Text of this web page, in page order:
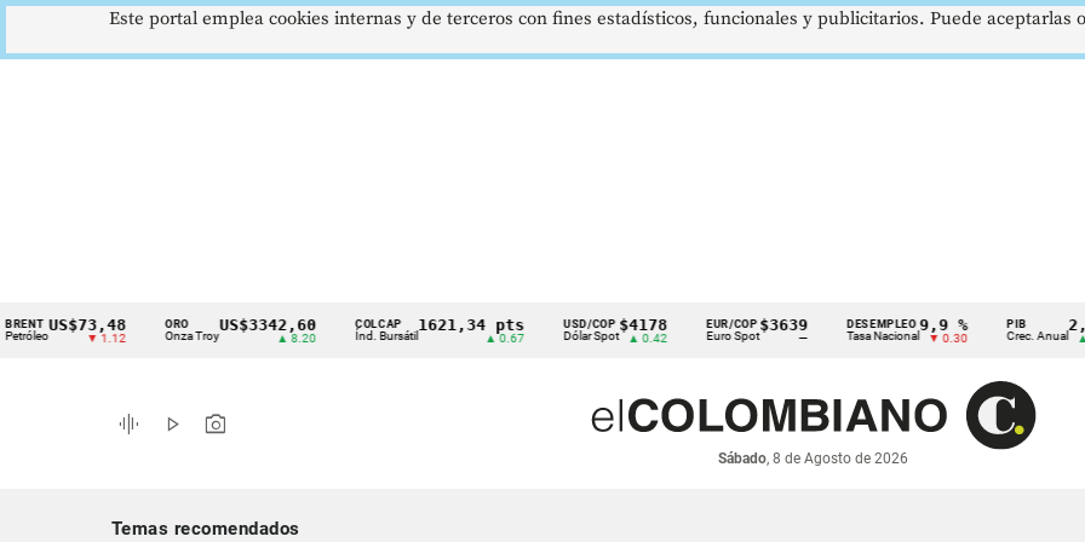
Cintillo
indicadores
económicos
US$73,48
▼ 1.12
ORO
Onza Troy
US$3342,60 COLCAP
Índ. Bursátil
1621,34 pts USD/COP
Dólar Spot
$4178
▲ 0.42
EUR/COP
Euro Spot
$3639
—
DESEMPLEO
Tasa Nacional
9,9 %
▼ 0.30
PIB
Crec. Anual
2,8 %
▲ 0.10
graphic_eq play_arrow photo_camera
Sábado, 8 de Agosto de 2026
Temas recomendados
Este portal emplea cookies internas y de terceros con fines estadísticos, funcionales y publicitarios. Puede aceptarlas